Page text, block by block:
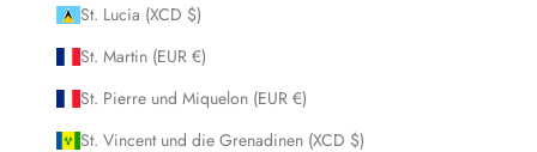
St. Lucia (XCD $)
St. Martin (EUR €)
St. Pierre und Miquelon (EUR €)
St. Vincent und die Grenadinen (XCD $)